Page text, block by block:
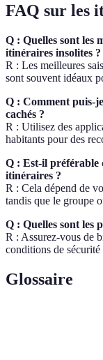
FAQ sur les
Q : Quelles sont les
itinéraires insolites ?
R : Les meilleures
sont souvent idéaux
Q : Comment puis-
cachés ?
R : Utilisez des
habitants pour des
Q : Est-il préférable
itinéraires ?
R : Cela dépend de
tandis que le groupe
Q : Quelles sont les
R : Assurez-vous de
conditions de
Glossaire